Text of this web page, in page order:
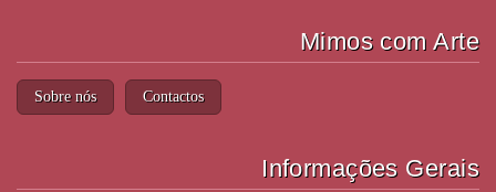
Mimos com Arte
Sobre nós Contactos
Informações Gerais